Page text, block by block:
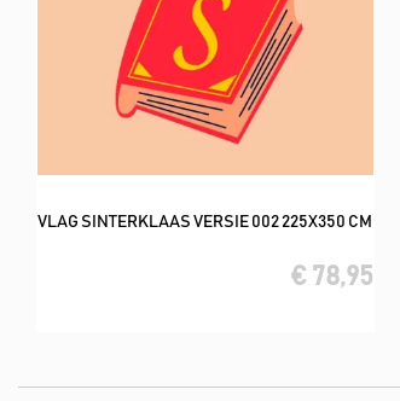
In winkelwagen
VLAG SINTERKLAAS VERSIE 002 225X350 CM
€ 78,95